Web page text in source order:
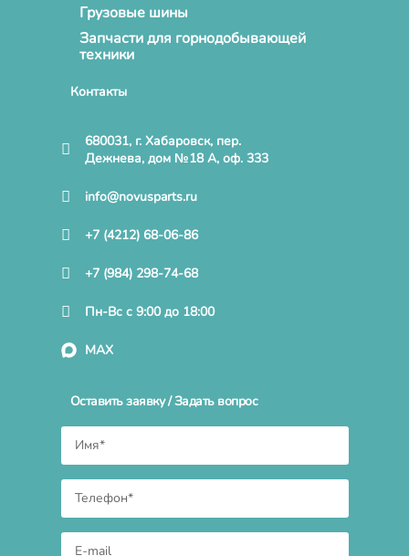
Грузовые шины
Запчасти для горнодобывающей
техники
Контакты
680031, г. Хабаровск, пер.
Дежнева, дом №18 А, оф. 333
info@novusparts.ru
+7 (4212) 68-06-86
+7 (984) 298-74-68
Пн-Вс с 9:00 до 18:00
MAX
Оставить заявку / Задать вопрос